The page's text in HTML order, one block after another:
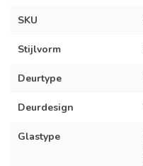
SKU
Stijlvorm
Deurtype
Deurdesign
Glastype